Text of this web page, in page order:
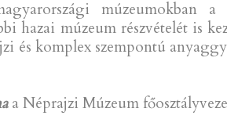
múzeumokban a
hazai múzeum részvételét is
és komplex szempontú
a Néprajzi Múzeum